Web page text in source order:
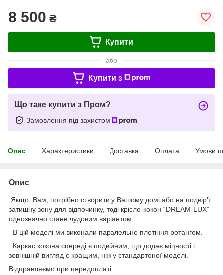
8 500 ₴
Купити
або
Купити з
Що таке купити з Пром?
Замовлення під захистом
Опис Характеристики Доставка Оплата Умови
Опис
Якщо, Вам, потрібно створити у Вашому домі або на подвір'ї
затишну зону для відпочинку, тоді крісло-кокон “DREAM-LUX”
однозначно стане чудовим варіантом.
В цій моделі ми виконали паралельне плетіння ротангом.
Каркас кокона спереді є подвійним, що додає міцності і
зовнішній вигляд є кращим, ніж у стандартоної моделі.
Відправляємо при передоплаті